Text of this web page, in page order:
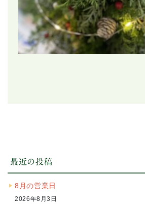
最近の投稿
8月の営業日
2026年8月3日